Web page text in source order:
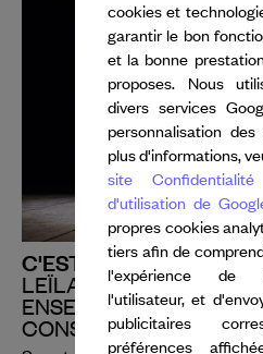
C'EST TOI QU'ON
LEÏLA KA
ENSEMBLE
CONSERVATOIRE DE
cookies et
garantir le bon
et la bonne
proposes. Nous
divers services
personnalisation
plus d'informations,
site
d'utilisation de
propres cookies
tiers afin de
l'expérience de
l'utilisateur, et
publicitaires
préférences